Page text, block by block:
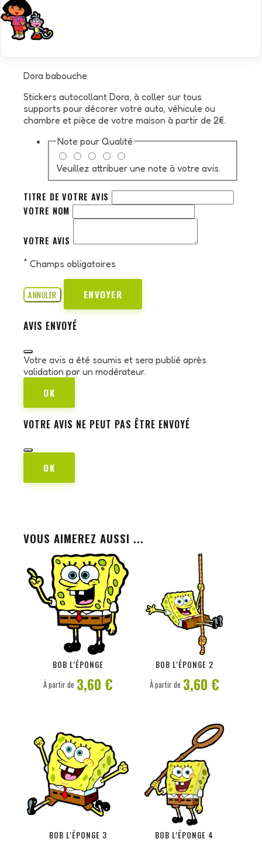
Dora babouche
Stickers autocollant Dora, à coller sur tous
supports pour décorer votre auto, véhicule ou
chambre et pièce de votre maison à partir de 2€.
Note pour Qualité
Veuillez attribuer une note à votre avis.
TITRE DE VOTRE AVIS
VOTRE NOM
VOTRE AVIS
* Champs obligatoires
ANNULER ENVOYER
AVIS ENVOYÉ
Votre avis a été soumis et sera publié après
validation par un modérateur.
OK
VOTRE AVIS NE PEUT PAS ÊTRE ENVOYÉ
OK
VOUS AIMEREZ AUSSI ...
BOB L'ÉPONGE
PERSONNALISER
À partir de 3,60 €
BOB L'ÉPONGE 2
PERSONNALISER
À partir de 3,60 €
BOB L'ÉPONGE 3 BOB L'ÉPONGE 4
PERSONNALISER